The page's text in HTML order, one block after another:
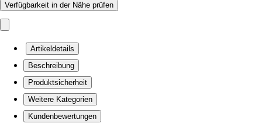
Verfügbarkeit in der Nähe prüfen
Artikeldetails
Beschreibung
Produktsicherheit
Weitere Kategorien
Kundenbewertungen